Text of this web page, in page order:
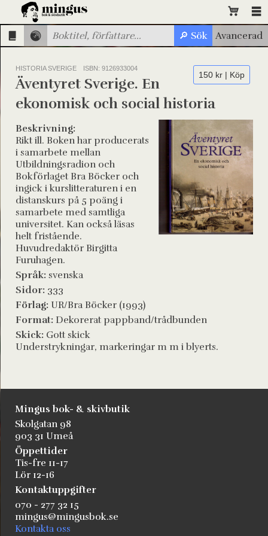
HISTORIA SVERIGE ISBN: 9126933004
150 kr | Köp
Äventyret Sverige. En
ekonomisk och social historia
Beskrivning:
Rikt ill. Boken har producerats
i samarbete mellan
Utbildningsradion och
Bokförlaget Bra Böcker och
ingick i kurslitteraturen i en
distanskurs på 5 poäng i
samarbete med samtliga
universitet. Kan också läsas
helt fristående.
Huvudredaktör Birgitta
Furuhagen.
Språk: svenska
Sidor: 333
Förlag: UR/Bra Böcker (1993)
Format: Dekorerat pappband/trådbunden
Skick: Gott skick
Understrykningar, markeringar m m i blyerts.
Mingus bok- & skivbutik
Skolgatan 98
903 31 Umeå
Öppettider
Tis-fre 11-17
Lör 12-16
Kontaktuppgifter
070 - 277 32 15
mingus@mingusbok.se
Kontakta oss